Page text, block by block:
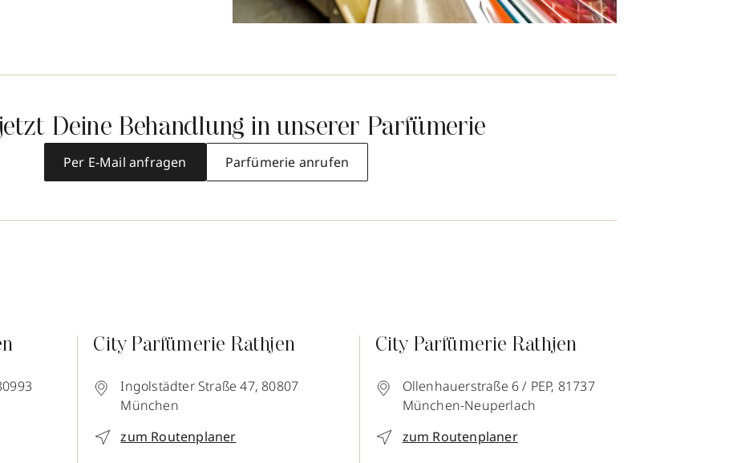
Deine Behandlung in unserer Parfümerie
Per E-Mail anfragen Parfümerie anrufen
City Parfümerie Rathjen
Ingolstädter Straße 47, 80807
München
zum Routenplaner
City Parfümerie Rathjen
Ollenhauerstraße 6 / PEP, 81737
München-Neuperlach
zum Routenplaner